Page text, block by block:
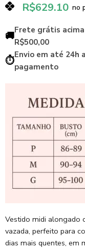
R$629.10 no
🚚Frete grátis
R$500,00
⏱️Envio em até 24h
pagamento
Vestido midi alongado
vazada, perfeito para
dias mais quentes,